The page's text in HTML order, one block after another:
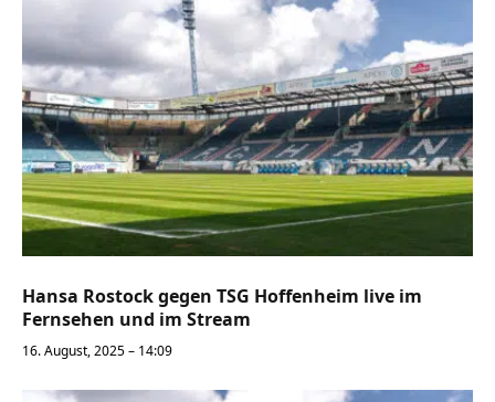
Hansa Rostock gegen TSG Hoffenheim live im
Fernsehen und im Stream
16. August, 2025 – 14:09